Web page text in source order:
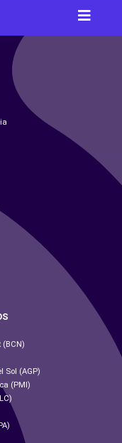
(BCN)
Sol (AGP)
(PMI)